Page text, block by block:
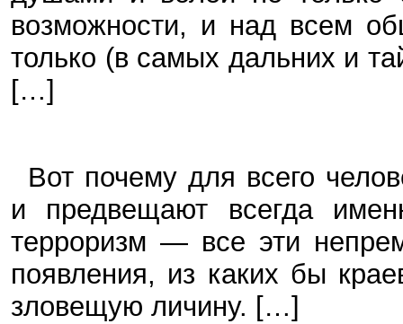
возможности, и над всем
только (в самых дальних и
[…]
Вот почему для всего
и предвещают всегда
терроризм — все эти
появления, из каких бы
зловещую личину. […]